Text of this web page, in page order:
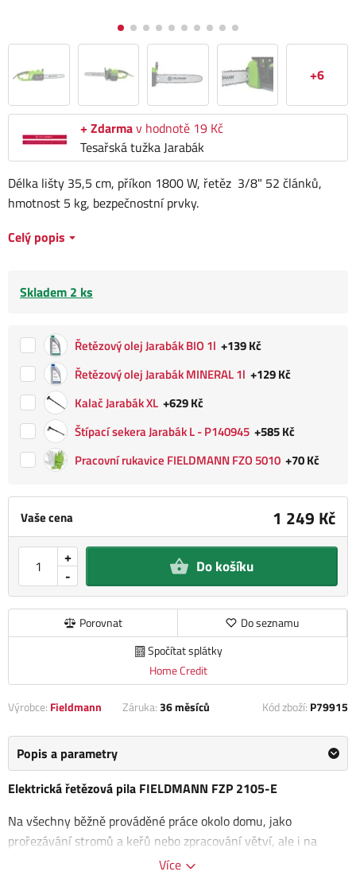
+6
+ Zdarmav hodnotě 19 Kč
Tesařská tužka Jarabák
Vaše cena 1 249 Kč
-
+ Do košíku
Porovnat
Do seznamu
Spočítat splátky
Home Credit
Délka lišty 35,5 cm, příkon 1800 W, řetěz 3/8" 52 článků,
hmotnost 5 kg, bezpečnostní prvky.
Celý popis
Skladem 2 ks
Řetězový olej Jarabák BIO 1l +139 Kč
Řetězový olej Jarabák MINERAL 1l +129 Kč
Kalač Jarabák XL +629 Kč
Štípací sekera Jarabák L - P140945 +585 Kč
Pracovní rukavice FIELDMANN FZO 5010 +70 Kč
Výrobce: Fieldmann Záruka:36 měsíců Kód zboží: P79915
Popis a parametry
Elektrická řetězová pila FIELDMANN FZP 2105-E
Na všechny běžně prováděné práce okolo domu, jako
prořezávání stromů a keřů nebo zpracování větví, ale i na
přípravu palivového dřeva se hodíelektrická řetězová pila
Více